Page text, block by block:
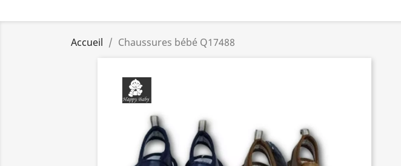
Accueil Chaussures bébé Q17488